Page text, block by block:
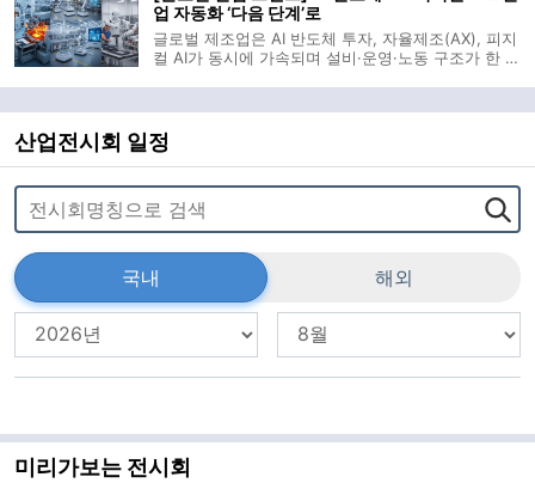
업 자동화 ‘다음 단계’로
글로벌 제조업은 AI 반도체 투자, 자율제조(AX), 피지
컬 AI가 동시에 가속되며 설비·운영·노동 구조가 한 번
에이전트 AI와 휴머노이드 로봇이 ‘사람+AI’ 협업을
전제로 한 산업 운영
산업전시회 일정
국내 해외
미리가보는 전시회